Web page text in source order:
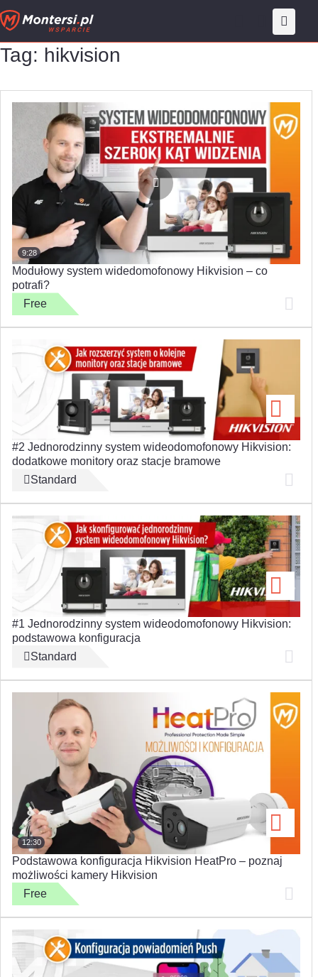
Przejdź
do
treści
Tag: hikvision
9:28
Modułowy system widedomofonowy Hikvision – co
potrafi?
Free
#2 Jednorodzinny system wideodomofonowy Hikvision:
dodatkowe monitory oraz stacje bramowe
Standard
#1 Jednorodzinny system wideodomofonowy Hikvision:
podstawowa konfiguracja
Standard
12:30
Podstawowa konfiguracja Hikvision HeatPro – poznaj
możliwości kamery Hikvision
Free